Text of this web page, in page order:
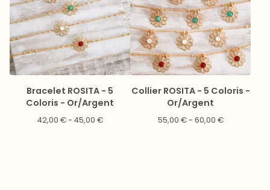
Bracelet ROSITA - 5
Coloris - Or/Argent
42,00 €- 45,00 €
Collier ROSITA - 5 Coloris -
Or/Argent
55,00 €- 60,00 €